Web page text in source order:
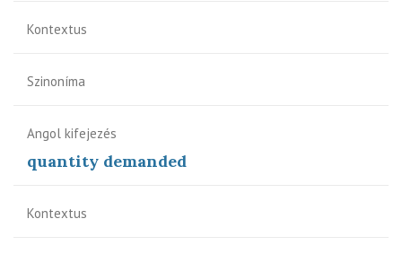
Kontextus
Szinoníma
Angol kifejezés
quantity demanded
Kontextus